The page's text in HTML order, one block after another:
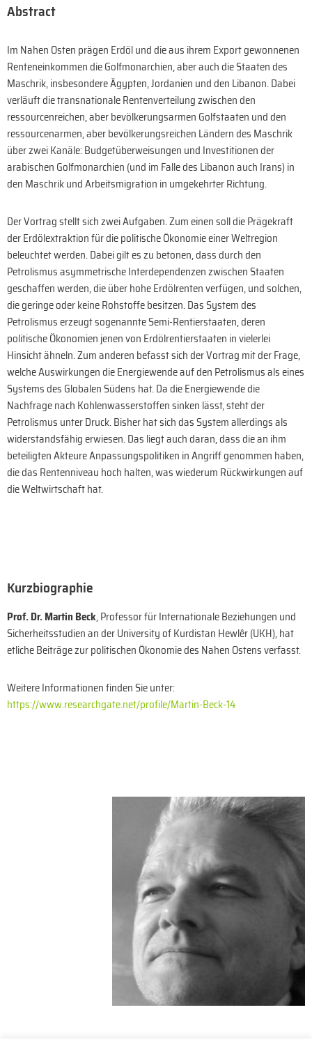
Abstract
Im Nahen Osten prägen Erdöl und die aus ihrem Export gewonnenen
Renteneinkommen die Golfmonarchien, aber auch die Staaten des
Maschrik, insbesondere Ägypten, Jordanien und den Libanon. Dabei
verläuft die transnationale Rentenverteilung zwischen den
ressourcenreichen, aber bevölkerungsarmen Golfstaaten und den
ressourcenarmen, aber bevölkerungsreichen Ländern des Maschrik
über zwei Kanäle: Budgetüberweisungen und Investitionen der
arabischen Golfmonarchien (und im Falle des Libanon auch Irans) in
den Maschrik und Arbeitsmigration in umgekehrter Richtung.
Der Vortrag stellt sich zwei Aufgaben. Zum einen soll die Prägekraft
der Erdölextraktion für die politische Ökonomie einer Weltregion
beleuchtet werden. Dabei gilt es zu betonen, dass durch den
Petrolismus asymmetrische Interdependenzen zwischen Staaten
geschaffen werden, die über hohe Erdölrenten verfügen, und solchen,
die geringe oder keine Rohstoffe besitzen. Das System des
Petrolismus erzeugt sogenannte Semi-Rentierstaaten, deren
politische Ökonomien jenen von Erdölrentierstaaten in vielerlei
Hinsicht ähneln. Zum anderen befasst sich der Vortrag mit der Frage,
welche Auswirkungen die Energiewende auf den Petrolismus als eines
Systems des Globalen Südens hat. Da die Energiewende die
Nachfrage nach Kohlenwasserstoffen sinken lässt, steht der
Petrolismus unter Druck. Bisher hat sich das System allerdings als
widerstandsfähig erwiesen. Das liegt auch daran, dass die an ihm
beteiligten Akteure Anpassungspolitiken in Angriff genommen haben,
die das Rentenniveau hoch halten, was wiederum Rückwirkungen auf
die Weltwirtschaft hat.
Kurzbiographie
Prof. Dr. Martin Beck, Professor für Internationale Beziehungen und
Sicherheitsstudien an der University of Kurdistan Hewlêr (UKH), hat
etliche Beiträge zur politischen Ökonomie des Nahen Ostens verfasst.
Weitere Informationen finden Sie unter:
https://www.researchgate.net/profile/Martin-Beck-14